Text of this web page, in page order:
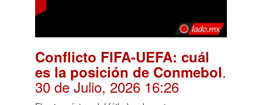
Conflicto FIFA-UEFA: cuál
es la posición de Conmebol.
30 de Julio, 2026 16:26